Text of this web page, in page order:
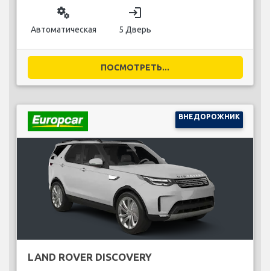
miscellaneous_services
Автоматическая
login
5 Дверь
ПОСМОТРЕТЬ...
ВНЕДОРОЖНИК
LAND ROVER DISCOVERY